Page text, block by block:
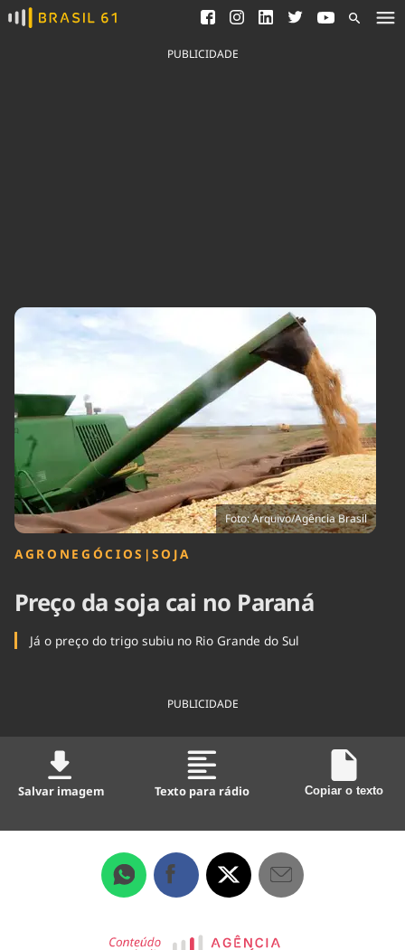
Ver todas as notícias
Saneamento
Indicadores
Agronegócios
Ciência &
Tecnologia
Cinema
Comportamento
Educação
Infraestrutura
Internacional
Meio Ambiente
Podcast
Política
PUBLICIDADE
Foto: Arquivo/Agência Brasil
AGRONEGÓCIOS |SOJA
Preço da soja cai no Paraná
Já o preço do trigo subiu no Rio Grande do Sul
PUBLICIDADE
Salvar imagem Texto para rádio Copiar o texto